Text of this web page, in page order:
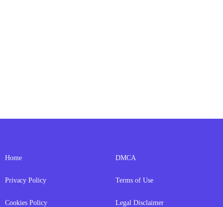
Home
Privacy Policy
Cookies Policy
DMCA
Terms of Use
Legal Disclaimer